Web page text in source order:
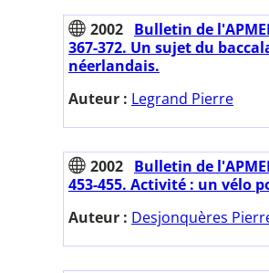
2002 Bulletin de
367-372. Un sujet du
néerlandais.
Auteur : Legrand Pierre
2002 Bulletin de
453-455. Activité : un vélo
Auteur : Desjonquères